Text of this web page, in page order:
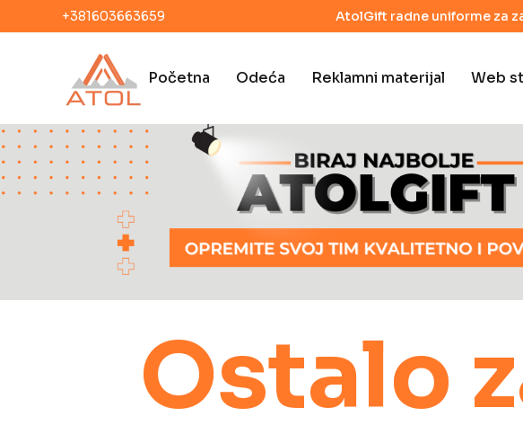
+381603663659 AtolGift radne uniforme za
Početna Odeća Reklamni materijal Web
Ostalo